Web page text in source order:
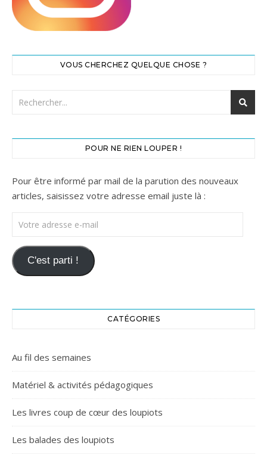
VOUS CHERCHEZ QUELQUE CHOSE ?
POUR NE RIEN LOUPER !
Pour être informé par mail de la parution des nouveaux
articles, saisissez votre adresse email juste là :
Votre adresse e-mail
C'est parti !
CATÉGORIES
Au fil des semaines
Matériel & activités pédagogiques
Les livres coup de cœur des loupiots
Les balades des loupiots